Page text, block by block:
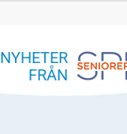
NYHETER
FRÅN